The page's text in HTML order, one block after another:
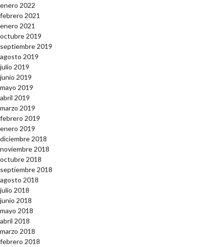
enero 2022
febrero 2021
enero 2021
octubre 2019
septiembre 2019
agosto 2019
julio 2019
junio 2019
mayo 2019
abril 2019
marzo 2019
febrero 2019
enero 2019
diciembre 2018
noviembre 2018
octubre 2018
septiembre 2018
agosto 2018
julio 2018
junio 2018
mayo 2018
abril 2018
marzo 2018
febrero 2018